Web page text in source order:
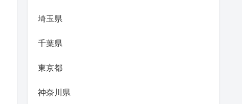
埼玉県
千葉県
東京都
神奈川県